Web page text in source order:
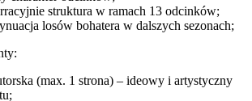
struktura w ramach 13 odcinków;
losów bohatera w dalszych sezonach;
(max. 1 strona) – ideowy i artystyczny